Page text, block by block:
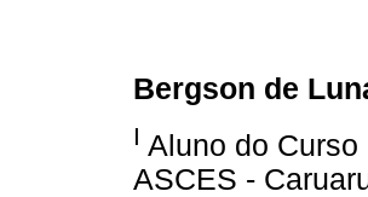
Bergson de
I Aluno do
ASCES -